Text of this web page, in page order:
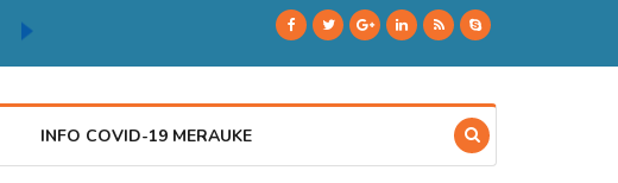
INFO COVID-19 MERAUKE